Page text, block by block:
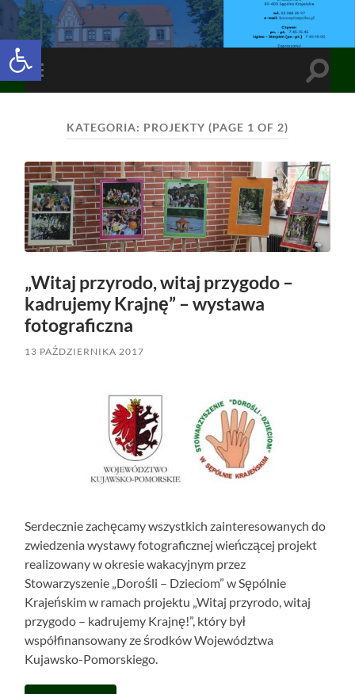
Open toolbar
Toggle
mobile
Toggle
KATEGORIA: PROJEKTY (PAGE 1 OF 2)
„Witaj przyrodo, witaj przygodo –
kadrujemy Krajnę” – wystawa
fotograficzna
13 PAŹDZIERNIKA 2017
Serdecznie zachęcamy wszystkich zainteresowanych do
zwiedzenia wystawy fotograficznej wieńczącej projekt
realizowany w okresie wakacyjnym przez
Stowarzyszenie „Dorośli – Dzieciom” w Sępólnie
Krajeńskim w ramach projektu „Witaj przyrodo, witaj
przygodo – kadrujemy Krajnę!”, który był
współfinansowany ze środków Województwa
Kujawsko-Pomorskiego.